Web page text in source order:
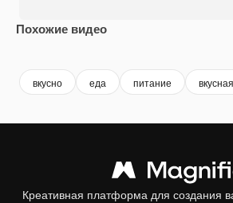
Похожие видео
вкусно еда питание
Креативная платформа для создания